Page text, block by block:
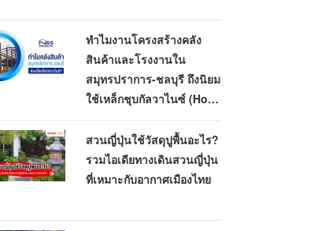
ทำไมงานโครงสร้างคลัง
สินค้าและโรงงานใน
สมุทรปราการ-ชลบุรี ถึงนิยม
ใช้เหล็กชุบกัลวาไนซ์ (Hot-
Dip Galvanized)
สวนญี่ปุ่นใช้วัสดุปูพื้นอะไร?
รวมไอเดียทางเดินสวนญี่ปุ่น
ที่เหมาะกับอากาศเมืองไทย